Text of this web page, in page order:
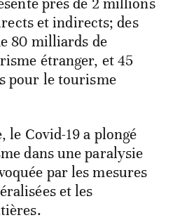
et indirects; des
80 milliards de
étranger, et 45
pour le tourisme
le Covid-19 a plongé
dans une paralysie
par les mesures
et les